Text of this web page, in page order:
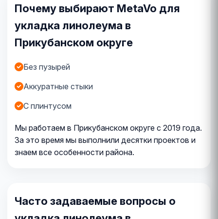
Почему выбирают MetaVo для
укладка линолеума в
Прикубанском округе
Без пузырей
Аккуратные стыки
С плинтусом
Мы работаем в Прикубанском округе с 2019 года.
За это время мы выполнили десятки проектов и
знаем все особенности района.
Часто задаваемые вопросы о